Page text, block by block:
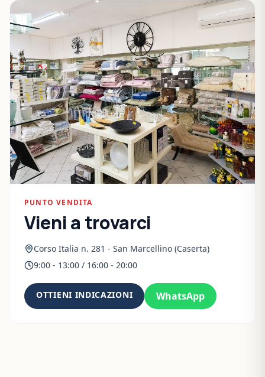
PUNTO VENDITA
Vieni a trovarci
Corso Italia n. 281 - San Marcellino (Caserta)
9:00 - 13:00 / 16:00 - 20:00
OTTIENI INDICAZIONI WhatsApp